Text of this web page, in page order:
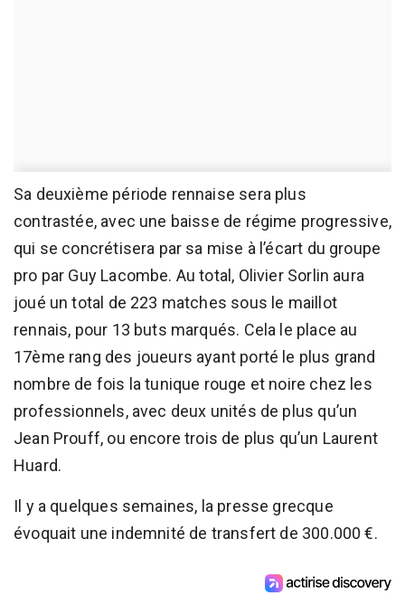
Sa deuxième période rennaise sera plus
contrastée, avec une baisse de régime progressive,
qui se concrétisera par sa mise à l’écart du groupe
pro par Guy Lacombe. Au total, Olivier Sorlin aura
joué un total de 223 matches sous le maillot
rennais, pour 13 buts marqués. Cela le place au
17ème rang des joueurs ayant porté le plus grand
nombre de fois la tunique rouge et noire chez les
professionnels, avec deux unités de plus qu’un
Jean Prouff, ou encore trois de plus qu’un Laurent
Huard.
Il y a quelques semaines, la presse grecque
évoquait une indemnité de transfert de 300.000 €.